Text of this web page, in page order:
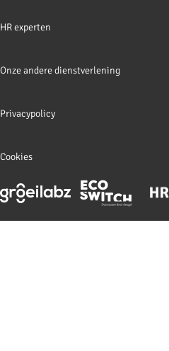
HR experten
Onze andere dienstverlening
Privacypolicy
Cookies